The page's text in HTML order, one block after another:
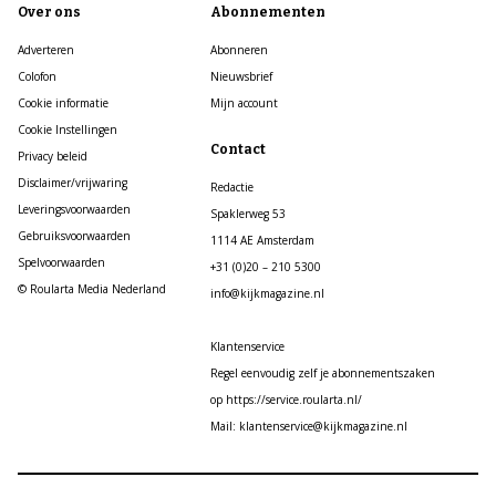
Over ons
Adverteren
Colofon
Cookie informatie
Cookie Instellingen
Privacy beleid
Disclaimer/vrijwaring
Leveringsvoorwaarden
Gebruiksvoorwaarden
Spelvoorwaarden
© Roularta Media Nederland
Abonnementen
Abonneren
Nieuwsbrief
Mijn account
Contact
Redactie
Spaklerweg 53
1114 AE Amsterdam
+31 (0)20 – 210 5300
info@kijkmagazine.nl
Klantenservice
Regel eenvoudig zelf je abonnementszaken
op https://service.roularta.nl/
Mail: klantenservice@kijkmagazine.nl